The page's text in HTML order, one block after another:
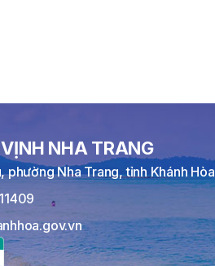
NHA TRANG
phường Nha Trang, tỉnh Khánh Hòa